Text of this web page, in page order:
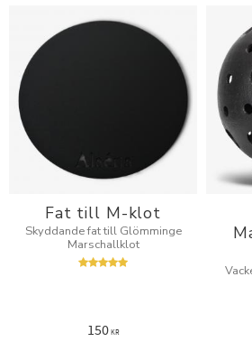
Fat till M-klot
Skyddande fat till Glömminge
Marschallklot
150KR